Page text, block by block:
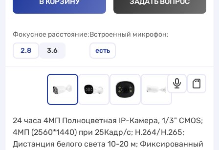
Фокусное расстояние
2.8
3.6
Встроенный микрофон
есть
24 часа 4МП Полноцветная IP-Камера, 1/3" CMOS;
4МП (2560*1440) при 25Кадр/с; H.264/H.265;
Дистанция белого света 10-20 м; Фиксированный